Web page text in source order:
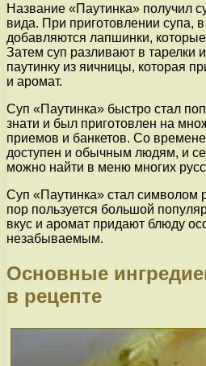
Название «Паутинка» получил
вида. При приготовлении супа,
добавляются лапшинки, которые
Затем суп разливают в тарелки
паутинку из яичницы, которая
и аромат.
Суп «Паутинка» быстро стал
знати и был приготовлен на
приемов и банкетов. Со
доступен и обычным людям, и
можно найти в меню многих
Суп «Паутинка» стал символом
пор пользуется большой
вкус и аромат придают блюду
незабываемым.
Основные
в рецепте